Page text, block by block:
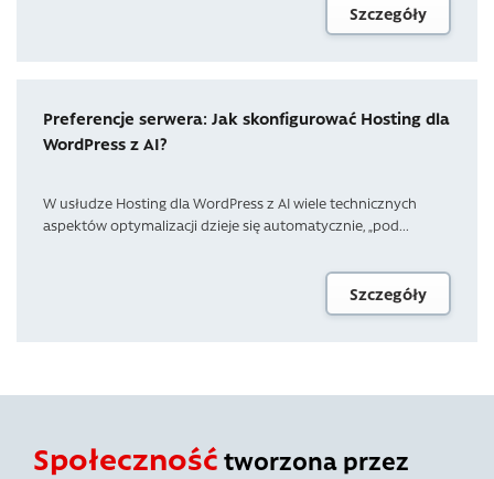
Szczegóły
Preferencje serwera: Jak skonfigurować Hosting dla
WordPress z AI?
W usłudze Hosting dla WordPress z AI wiele technicznych
aspektów optymalizacji dzieje się automatycznie, „pod...
Szczegóły
Społeczność tworzona przez